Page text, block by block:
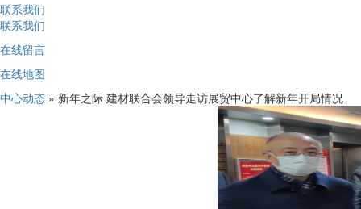
联系我们
联系我们
在线留言
在线地图
中心动态 » 新年之际 建材联合会领导走访展贸中心了解新年开局情况